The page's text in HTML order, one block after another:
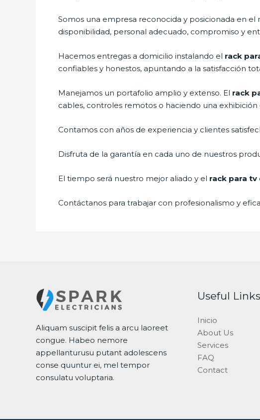
Somos una empresa reconocida y posicionada en
disponibilidad, personal adecuado, compromiso y
Hacemos entregas a domicilio instalando el rack
confiables y honestos, apuntando a la satisfacción
Manejamos un portafolio amplio y extenso. El rack
cables, controles remotos o haciendo una
Contamos con años de experiencia y clientes
Disfruta de la garantía en cada uno de nuestros
El tiempo será nuestro mejor aliado y el rack para tv
Contáctanos para trabajar con profesionalismo y
Aliquam suscipit felis a arcu laoreet
congue. Habeo nemore
appellanturusu putant adolescens
conse quuntur ei, mel tempor
consulatu voluptaria.
Useful Links
Inicio
About Us
Services
FAQ
Contact